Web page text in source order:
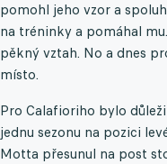
pomohl jeho vzor a
na tréninky a pomáhal
pěkný vztah. No a dnes
místo.
Pro Calafioriho bylo
jednu sezonu na pozici
Motta přesunul na post